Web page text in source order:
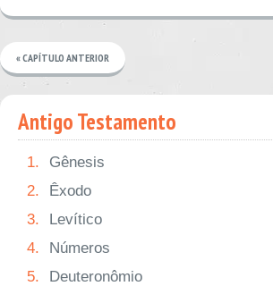
« CAPÍTULO ANTERIOR
Antigo Testamento
1.
Gênesis
2.
Êxodo
3.
Levítico
4.
Números
5.
Deuteronômio